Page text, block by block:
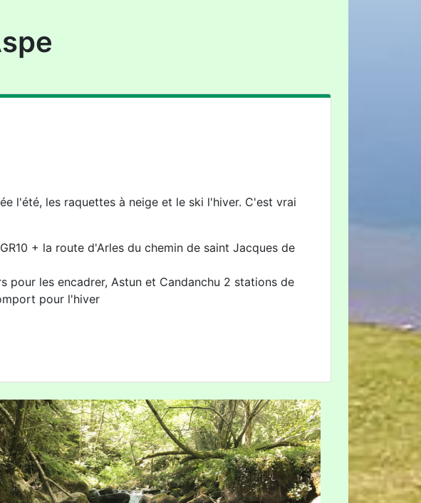
l'été, les raquettes à neige et le ski l'hiver. C'est vrai
+ la route d'Arles du chemin de saint Jacques de
pour les encadrer, Astun et Candanchu 2 stations de
pour l'hiver